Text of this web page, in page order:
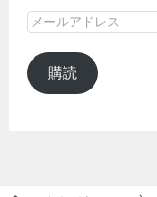
メ
ル
ア
購読